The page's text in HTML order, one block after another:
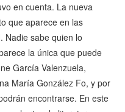
en cuenta. La nueva
que aparece en las
Nadie sabe quien lo
la única que puede
García Valenzuela,
María González Fo, y por
encontrarse. En este